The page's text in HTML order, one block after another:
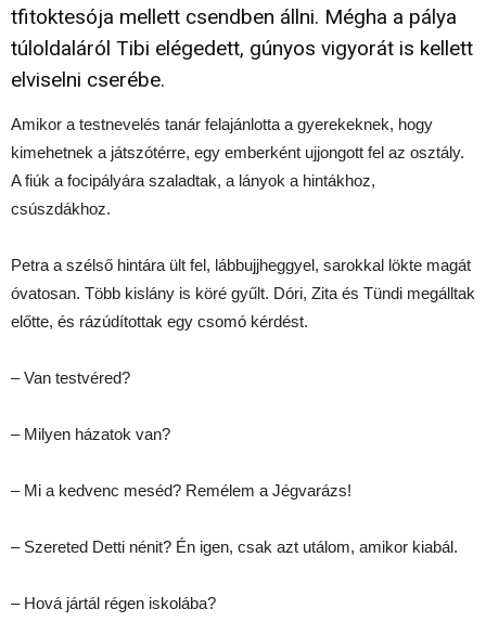
tfitoktesója mellett csendben állni. Mégha a pálya
túloldaláról Tibi elégedett, gúnyos vigyorát is kellett
elviselni cserébe.
Amikor a testnevelés tanár felajánlotta a gyerekeknek, hogy
kimehetnek a játszótérre, egy emberként ujjongott fel az osztály.
A fiúk a focipályára szaladtak, a lányok a hintákhoz,
csúszdákhoz.
Petra a szélső hintára ült fel, lábbujjheggyel, sarokkal lökte magát
óvatosan. Több kislány is köré gyűlt. Dóri, Zita és Tündi megálltak
előtte, és rázúdítottak egy csomó kérdést.
– Van testvéred?
– Milyen házatok van?
– Mi a kedvenc meséd? Remélem a Jégvarázs!
– Szereted Detti nénit? Én igen, csak azt utálom, amikor kiabál.
– Hová jártál régen iskolába?